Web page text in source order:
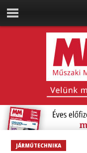
JÁRMŰTECHNIKA